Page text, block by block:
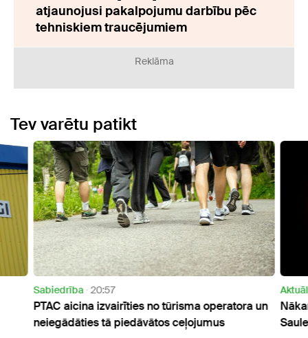
atjaunojusi pakalpojumu darbību pēc
tehniskiem traucējumiem
Reklāma
Tev varētu patikt
Sabiedrība 20:57
PTAC aicina izvairīties no tūrisma operatora un
neiegādāties tā piedāvātos ceļojumus